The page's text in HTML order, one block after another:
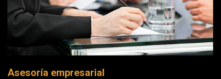
Asesoría empresarial